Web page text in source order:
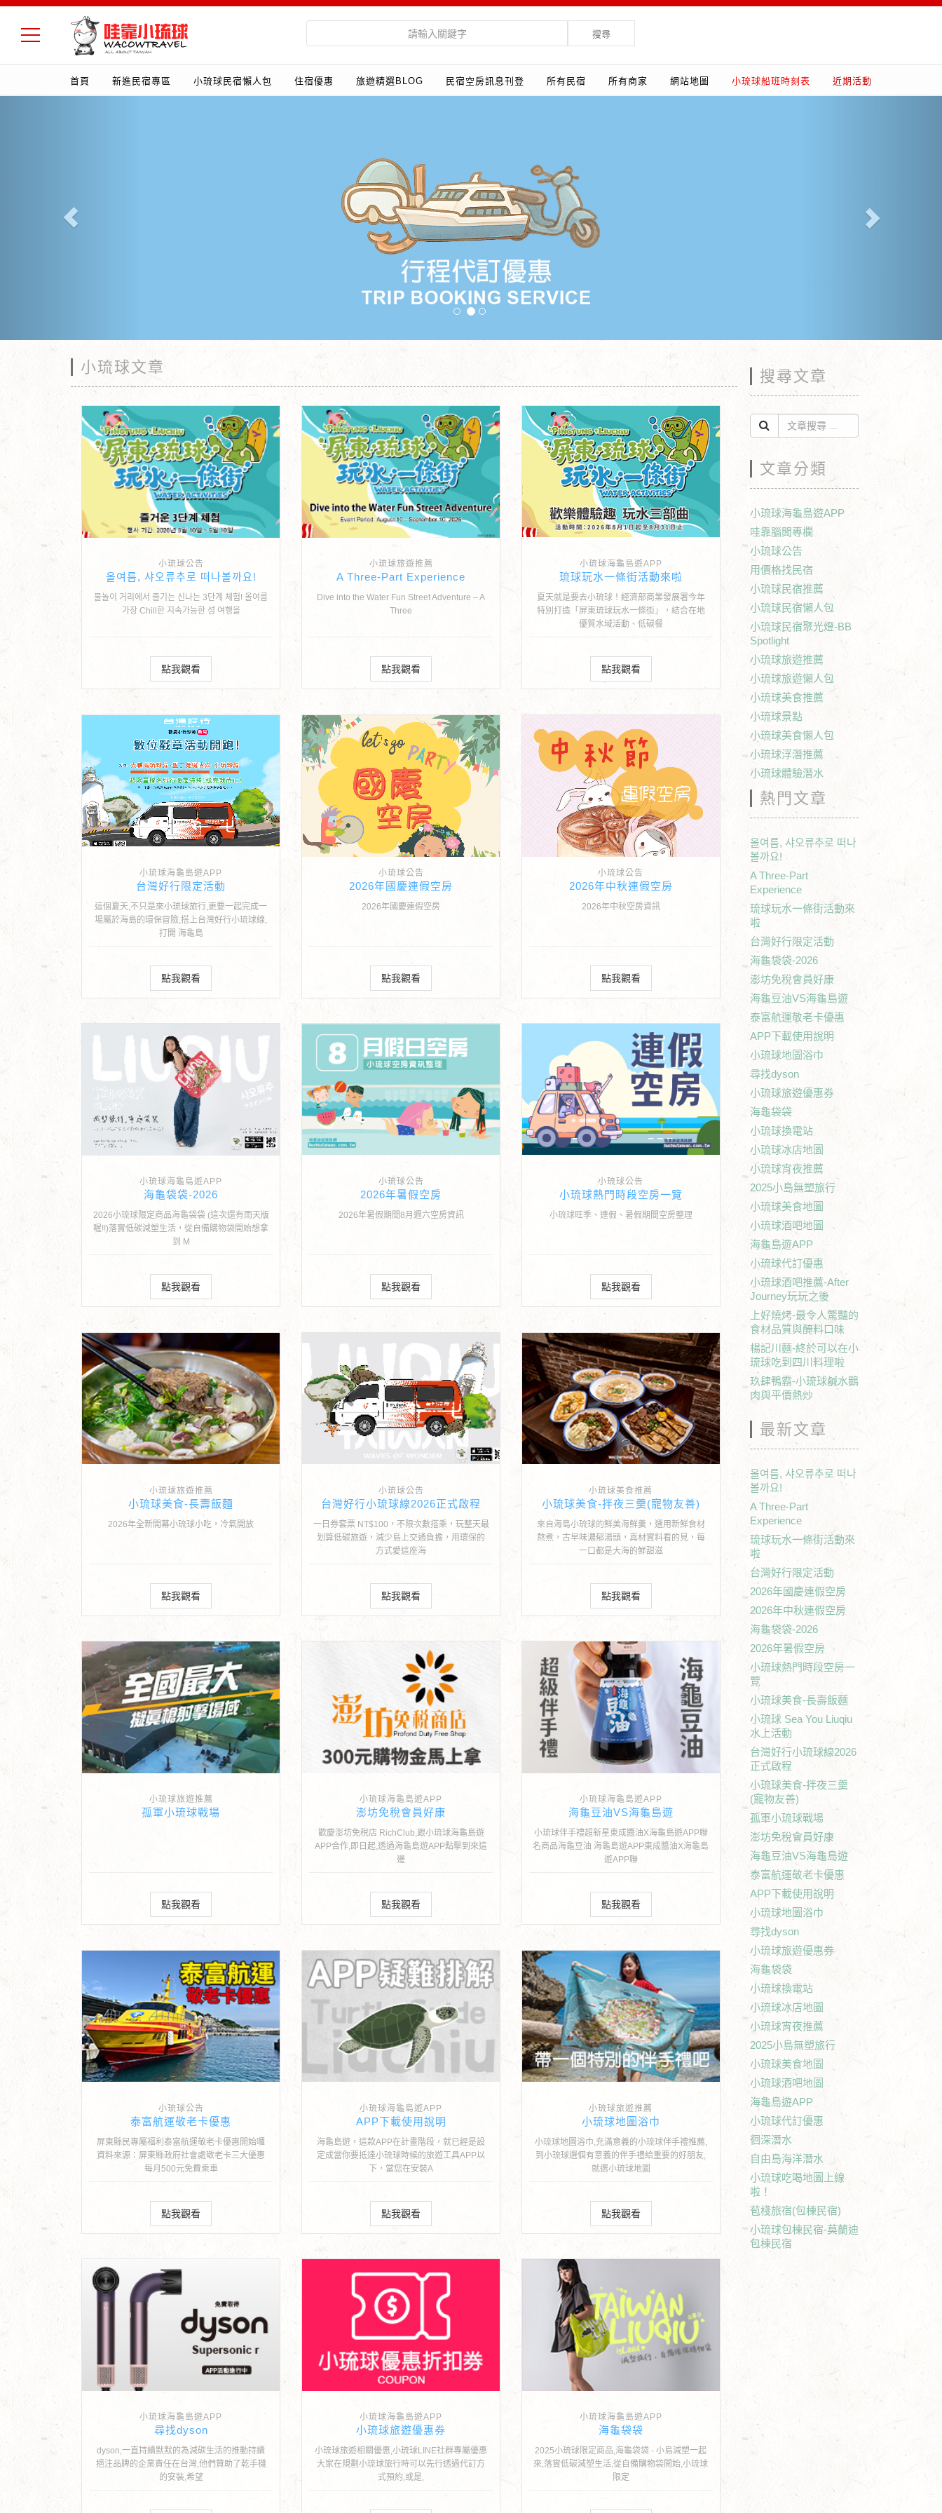
搜尋
首頁 新進民宿專區 小琉球民宿懶人包 住宿優惠 旅遊精選BLOG 民宿空房訊息刊登 所有民宿 所有商家 網站地圖 小琉球船班時刻表 近期活動
小琉球文章
小琉球公告
올여름, 샤오류추로 떠나볼까요!
물놀이 거리에서 즐기는 신나는 3단계 체험! 올여름
가장 Chill한 지속가능한 섬 여행을
點我觀看
小琉球旅遊推薦
A Three-Part Experience
Dive into the Water Fun Street Adventure – A
Three
點我觀看
小琉球海龜島遊APP
琉球玩水一條街活動來啦
夏天就是要去小琉球！經濟部商業發展署今年
特別打造「屏東琉球玩水一條街」，結合在地
優質水域活動、低碳餐
點我觀看
小琉球海龜島遊APP
台灣好行限定活動
這個夏天,不只是來小琉球旅行,更要一起完成一
場屬於海島的環保冒險,搭上台灣好行小琉球線,
打開 海龜島
點我觀看
小琉球公告
2026年國慶連假空房
2026年國慶連假空房
點我觀看
小琉球公告
2026年中秋連假空房
2026年中秋空房資訊
點我觀看
小琉球海龜島遊APP
海龜袋袋-2026
2026小琉球限定商品海龜袋袋 (這次還有雨天版
喔!!)落實低碳減塑生活，從自備購物袋開始想拿
到 M
點我觀看
小琉球公告
2026年暑假空房
2026年暑假期間8月週六空房資訊
點我觀看
小琉球公告
小琉球熱門時段空房一覽
小琉球旺季、連假、暑假期間空房整理
點我觀看
小琉球旅遊推薦
小琉球美食-長壽飯麵
2026年全新開幕小琉球小吃，冷氣開放
點我觀看
小琉球公告
台灣好行小琉球線2026正式啟程
一日券套票 NT$100，不限次數搭乘，玩整天最
划算低碳旅遊，減少島上交通負擔，用環保的
方式愛這座海
點我觀看
小琉球美食推薦
小琉球美食-拌夜三羹(寵物友善)
來自海島小琉球的鮮美海鮮羹，選用新鮮食材
熬煮，古早味濃郁湯頭，真材實料看的見，每
一口都是大海的鮮甜滋
點我觀看
小琉球旅遊推薦
孤軍小琉球戰場
點我觀看
小琉球海龜島遊APP
澎坊免稅會員好康
歡慶澎坊免稅店 RichClub,跟小琉球海龜島遊
APP合作,即日起,透過海龜島遊APP點擊到來這
邊
點我觀看
小琉球海龜島遊APP
海龜豆油VS海龜島遊
小琉球伴手禮超新星東成醬油X海龜島遊APP聯
名商品海龜豆油 海龜島遊APP東成醬油X海龜島
遊APP聯
點我觀看
小琉球公告
泰富航運敬老卡優惠
屏東縣民專屬福利泰富航運敬老卡優惠開始囉
資料來源：屏東縣政府社會處敬老卡三大優惠
每月500元免費乘車
點我觀看
小琉球海龜島遊APP
APP下載使用說明
海龜島遊，這款APP在計畫階段，就已經是設
定成當你要抵達小琉球時候的旅遊工具APP以
下，當您在安裝A
點我觀看
小琉球旅遊推薦
小琉球地圖浴巾
小琉球地圖浴巾,充滿意義的小琉球伴手禮推薦,
到小琉球選個有意義的伴手禮給重要的好朋友,
就選小琉球地圖
點我觀看
小琉球海龜島遊APP
尋找dyson
dyson,一直持續默默的為減碳生活的推動持續
挹注品牌的企業責任在台灣,他們贊助了乾手機
的安裝,希望
小琉球海龜島遊APP
小琉球旅遊優惠券
小琉球旅遊相關優惠,小琉球LINE社群專屬優惠
大家在規劃小琉球旅行時可以先行透過代訂方
式預約,或是,
小琉球海龜島遊APP
海龜袋袋
2025小琉球限定商品,海龜袋袋 - 小島減塑一起
來,落實低碳減塑生活,從自備購物袋開始,小琉球
限定
搜尋文章
文章分類
小琉球海龜島遊APP
哇靠腦闆專欄
小琉球公告
用價格找民宿
小琉球民宿推薦
小琉球民宿懶人包
小琉球民宿聚光燈-BB
Spotlight
小琉球旅遊推薦
小琉球旅遊懶人包
小琉球美食推薦
小琉球景點
小琉球美食懶人包
小琉球浮潛推薦
小琉球體驗潛水
熱門文章
올여름, 샤오류추로 떠나
볼까요!
A Three-Part
Experience
琉球玩水一條街活動來
啦
台灣好行限定活動
海龜袋袋-2026
澎坊免稅會員好康
海龜豆油VS海龜島遊
泰富航運敬老卡優惠
APP下載使用說明
小琉球地圖浴巾
尋找dyson
小琉球旅遊優惠券
海龜袋袋
小琉球換電站
小琉球冰店地圖
小琉球宵夜推薦
2025小島無塑旅行
小琉球美食地圖
小琉球酒吧地圖
海龜島遊APP
小琉球代訂優惠
小琉球酒吧推薦-After
Journey玩玩之後
上好燒烤-最令人驚豔的
食材品質與醃料口味
楊記川麵-終於可以在小
琉球吃到四川料理啦
玖肆鴨霸-小琉球鹹水鵝
肉與平價熱炒
最新文章
올여름, 샤오류추로 떠나
볼까요!
A Three-Part
Experience
琉球玩水一條街活動來
啦
台灣好行限定活動
2026年國慶連假空房
2026年中秋連假空房
海龜袋袋-2026
2026年暑假空房
小琉球熱門時段空房一
覽
小琉球美食-長壽飯麵
小琉球 Sea You Liuqiu
水上活動
台灣好行小琉球線2026
正式啟程
小琉球美食-拌夜三羹
(寵物友善)
孤軍小琉球戰場
澎坊免稅會員好康
海龜豆油VS海龜島遊
泰富航運敬老卡優惠
APP下載使用說明
小琉球地圖浴巾
尋找dyson
小琉球旅遊優惠券
海龜袋袋
小琉球換電站
小琉球冰店地圖
小琉球宵夜推薦
2025小島無塑旅行
小琉球美食地圖
小琉球酒吧地圖
海龜島遊APP
小琉球代訂優惠
徊深潛水
自由島海洋潛水
小琉球吃喝地圖上線
啦！
苞棧旅宿(包棟民宿)
小琉球包棟民宿-莫蘭迪
包棟民宿